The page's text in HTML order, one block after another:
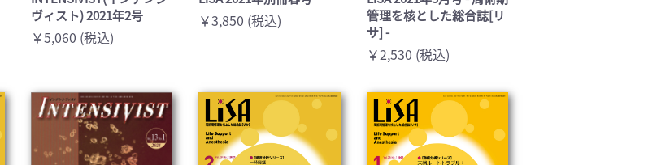
ヴィスト) 2021年2号
￥5,060 (税込)
￥3,850 (税込)
管理を核とした総合誌[リ
サ] -
￥2,530 (税込)